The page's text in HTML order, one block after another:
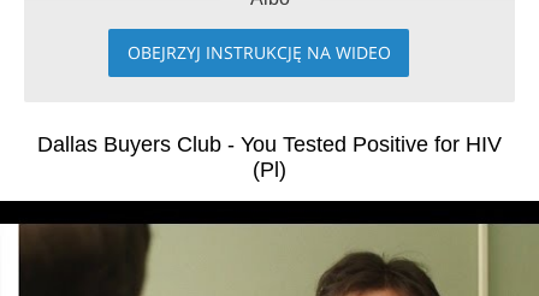
OBEJRZYJ INSTRUKCJĘ NA WIDEO
Dallas Buyers Club - You Tested Positive for HIV
(Pl)